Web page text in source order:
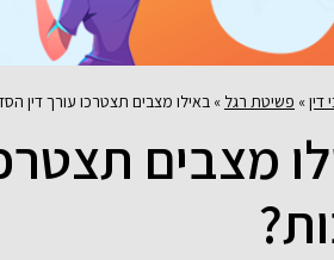
דין» פשיטת רגל » באילו מצבים תצטרכו עורך דין
מצבים